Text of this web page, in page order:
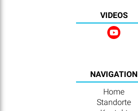
VIDEOS
NAVIGATION
Home
Standorte